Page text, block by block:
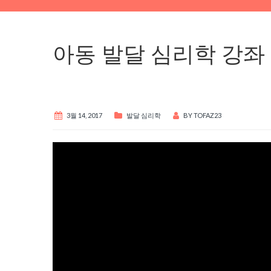
아동 발달 심리학 강좌
3월 14, 2017 발달 심리학 BYTOFAZ23